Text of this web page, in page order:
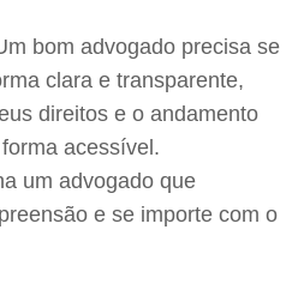
bom advogado precisa se
clara e transparente,
direitos e o andamento
acessível.
um advogado que
e se importe com o